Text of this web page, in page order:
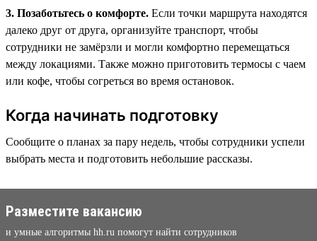
3. Позаботьтесь о комфорте. Если точки маршрута находятся
далеко друг от друга, организуйте транспорт, чтобы
сотрудники не замёрзли и могли комфортно перемещаться
между локациями. Также можно приготовить термосы с чаем
или кофе, чтобы согреться во время остановок.
Когда начинать подготовку
Сообщите о планах за пару недель, чтобы сотрудники успели
выбрать места и подготовить небольшие рассказы.
Разместите вакансию
и умные алгоритмы hh.ru помогут найти сотрудников